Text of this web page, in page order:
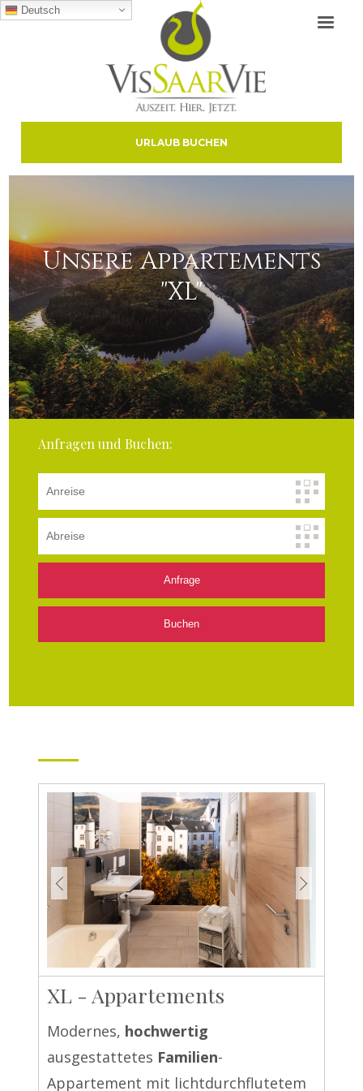
URLAUB BUCHEN
Unsere Appartements
"XL"
Anfragen und Buchen:
XL - Appartements
Modernes, hochwertig
ausgestattetes Familien-
Appartement mit lichtdurchflutetem
Deutsch